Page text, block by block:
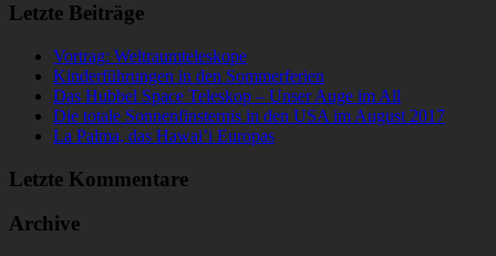
Letzte Beiträge
Vortrag: Weltraumteleskope
Kinderführungen in den Sommerferien
Das Hubbel Space Teleskop – Unser Auge im All
Die totale Sonnenfinsternis in den USA im August 2017
La Palma, das Hawai’i Europas
Letzte Kommentare
Archive